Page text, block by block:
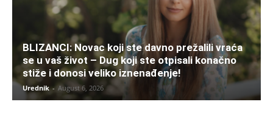
BLIZANCI: Novac koji ste davno prežalili vraća
se u vaš život – Dug koji ste otpisali konačno
stiže i donosi veliko iznenađenje!
Urednik - August 6, 2026